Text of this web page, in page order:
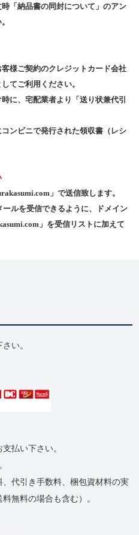
「納品書の同封について」のアン
様ご契約のクレジットカード会社
てご利用ください。
に、宅配業者より「送り状兼代引
ンビニで発行された領収書（レシ
」で送信致します。
ールを受信できるように、ドメイン
」を受信リストに加えて
い。
払い下さい。
、​代引き手数料、​梱包資材料の​実
無料の​場合も​含む）。